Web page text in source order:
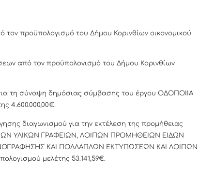
προϋπολογισμό του Δήμου Κορινθίων οικονομικού
από τον προϋπολογισμό του Δήμου Κορινθίων
τη σύναψη δημόσιας σύμβασης του έργου ΟΔΟΠΟΙΙΑ
4.600.000,00€.
διαγωνισμού για την εκτέλεση της προμήθειας
ΥΛΙΚΩΝ ΓΡΑΦΕΙΩΝ, ΛΟΙΠΩΝ ΠΡΟΜΗΘΕΙΩΝ ΕΙΔΩΝ
ΚΑΙ ΠΟΛΛΑΠΛΩΝ ΕΚΤΥΠΩΣΕΩΝ ΚΑΙ ΛΟΙΠΩΝ
μελέτης 53.141,59€.